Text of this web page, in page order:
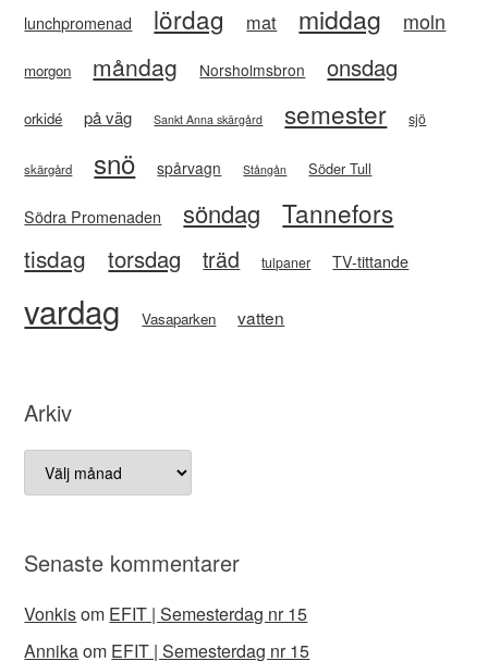
lunchpromenad lördag mat middag moln
morgon måndag Norsholmsbron onsdag
orkidé på väg Sankt Anna skärgård semester sjö
skärgård snö spårvagn Stångån Söder Tull
Södra Promenaden söndag Tannefors
tisdag torsdag träd tulpaner TV-tittande
vardag Vasaparken vatten
Arkiv
Arkiv
Senaste kommentarer
Vonkisom EFIT | Semesterdag nr 15
Annikaom EFIT | Semesterdag nr 15